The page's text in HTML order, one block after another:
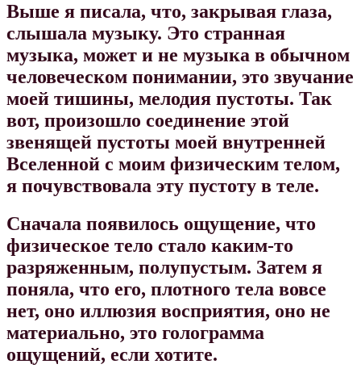
Выше я писала, что, закрывая глаза,
слышала музыку. Это странная
музыка, может и не музыка в обычном
человеческом понимании, это звучание
моей тишины, мелодия пустоты. Так
вот, произошло соединение этой
звенящей пустоты моей внутренней
Вселенной с моим физическим телом,
я почувствовала эту пустоту в теле.
Сначала появилось ощущение, что
физическое тело стало каким-то
разряженным, полупустым. Затем я
поняла, что его, плотного тела вовсе
нет, оно иллюзия восприятия, оно не
материально, это голограмма
ощущений, если хотите.